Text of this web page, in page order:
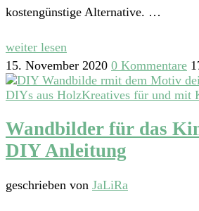
kostengünstige Alternative. …
weiter lesen
15. November 2020 0 Kommentare
DIYs aus HolzKreatives für und mit
Wandbilder für das
DIY Anleitung
geschrieben von JaLiRa